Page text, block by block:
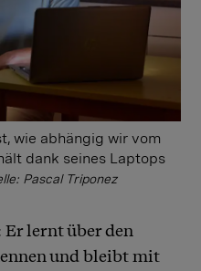
wie abhängig wir vom
dank seines Laptops
Pascal Triponez
lernt über den
und bleibt mit